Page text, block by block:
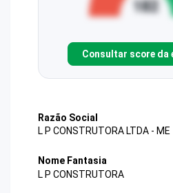
Consultar score da
Razão Social
L P CONSTRUTORA LTDA - ME
Nome Fantasia
L P CONSTRUTORA